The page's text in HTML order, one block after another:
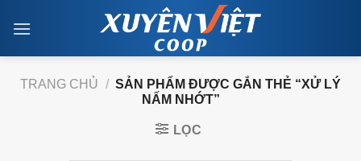
TRANG CHỦ / SẢN PHẨM ĐƯỢC GẮN THẺ “XỬ LÝ
NẤM NHỚT”
LỌC